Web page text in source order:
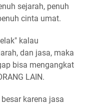
sejarah, penuh
cinta umat.
kalau
dan jasa, maka
bisa mengangkat
LAIN.
karena jasa